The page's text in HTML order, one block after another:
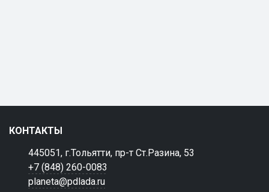
КОНТАКТЫ
445051, г.Тольятти, пр-т Ст.Разина, 53
+7 (848) 260-0083
planeta@pdlada.ru